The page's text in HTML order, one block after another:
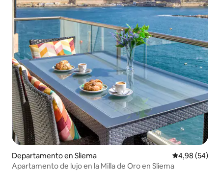
Departamento en Sliema Calificación
4,98 (54)
Apartamento de lujo en la Milla de Oro en Sliema